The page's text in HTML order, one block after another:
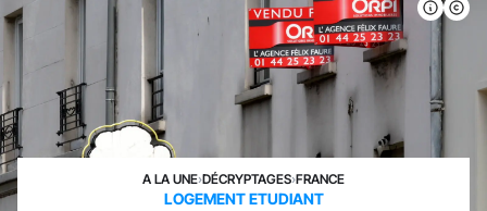
A LA UNE›DÉCRYPTAGES›FRANCE
LOGEMENT ETUDIANT